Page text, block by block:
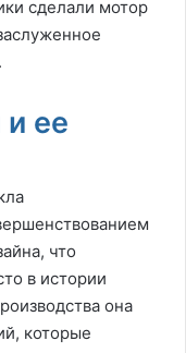
сделали мотор
ее
что
в истории
она
которые